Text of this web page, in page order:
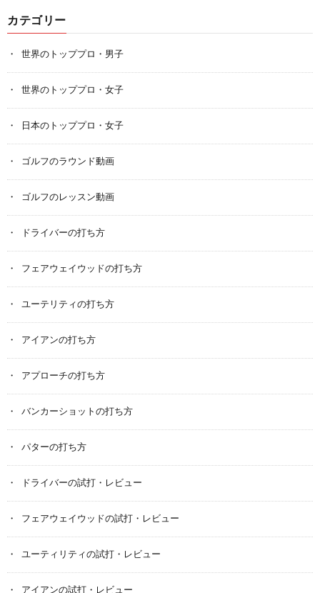
カテゴリー
世界のトッププロ・男子
世界のトッププロ・女子
日本のトッププロ・女子
ゴルフのラウンド動画
ゴルフのレッスン動画
ドライバーの打ち方
フェアウェイウッドの打ち方
ユーテリティの打ち方
アイアンの打ち方
アプローチの打ち方
バンカーショットの打ち方
パターの打ち方
ドライバーの試打・レビュー
フェアウェイウッドの試打・レビュー
ユーティリティの試打・レビュー
アイアンの試打・レビュー